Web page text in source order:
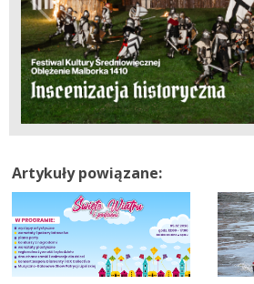
Artykuły powiązane: